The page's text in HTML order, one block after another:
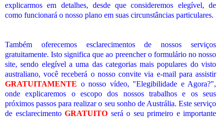
explicarmos em detalhes, desde que consideremos elegível, de
como funcionará o nosso plano em suas circunstâncias particulares.
Também oferecemos esclarecimentos de nossos serviços
gratuitamente. Isto significa que ao preencher o formulário no nosso
site, sendo elegível a uma das categorias mais populares do visto
australiano, você receberá o nosso convite via e-mail para assistir
GRATUITAMENTE o nosso vídeo, "Elegibilidade e Agora?",
onde explicaremos o escopo dos nossos trabalhos e os seus
próximos passos para realizar o seu sonho de Austrália. Este serviço
de esclarecimento GRATUITO será o seu primeiro e importante